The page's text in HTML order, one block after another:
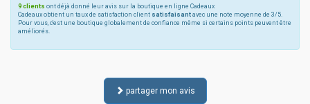
9 clients ont déjà donné leur avis sur la boutique en ligne Cadeaux
Cadeaux obtient un taux de satisfaction client satisfaisant avec une note moyenne de 3/5.
Pour vous, c'est une boutique globalement de confiance même si certains points peuvent être
améliorés.
partager mon avis